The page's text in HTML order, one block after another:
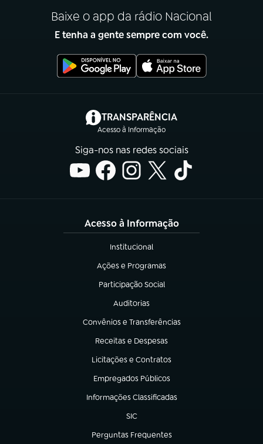
Baixe o app da rádio Nacional
E tenha a gente sempre com você.
TRANSPARÊNCIA
Acesso à Informação
(abre em nova aba)
Siga-nos nas redes sociais
Acesso à Informação
Institucional
(abre em nova aba)
Ações e Programas
(abre em nova aba)
Participação Social
(abre em nova aba)
Auditorias
(abre em nova aba)
Convênios e Transferências
(abre em nova aba)
Receitas e Despesas
(abre em nova aba)
Licitações e Contratos
(abre em nova aba)
Empregados Públicos
(abre em nova aba)
Informações Classificadas
(abre em nova aba)
SIC
(abre em nova aba)
Perguntas Frequentes
(abre em nova aba)